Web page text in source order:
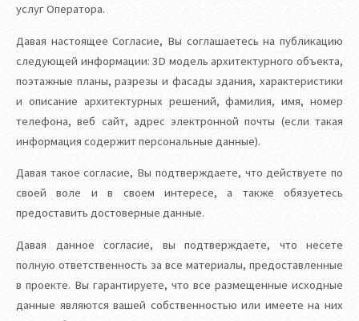
услуг Оператора.
Давая настоящее Согласие, Вы соглашаетесь на публикацию
следующей информации: 3D модель архитектурного объекта,
поэтажные планы, разрезы и фасады здания, характеристики
и описание архитектурных решений, фамилия, имя, номер
телефона, веб сайт, адрес электронной почты (если такая
информация содержит персональные данные).
Давая такое согласие, Вы подтверждаете, что действуете по
своей воле и в своем интересе, а также обязуетесь
предоставить достоверные данные.
Давая данное согласие, вы подтверждаете, что несете
полную ответственность за все материалы, предоставленные
в проекте. Вы гарантируете, что все размещенные исходные
данные являются вашей собственностью или имеете на них